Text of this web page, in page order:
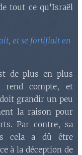
tout ce qu'Israël
et se fortifiait en
de plus en plus
rend compte, et
grandir un peu
la raison pour
Par contre, sa
cela a dû être
à la déception de